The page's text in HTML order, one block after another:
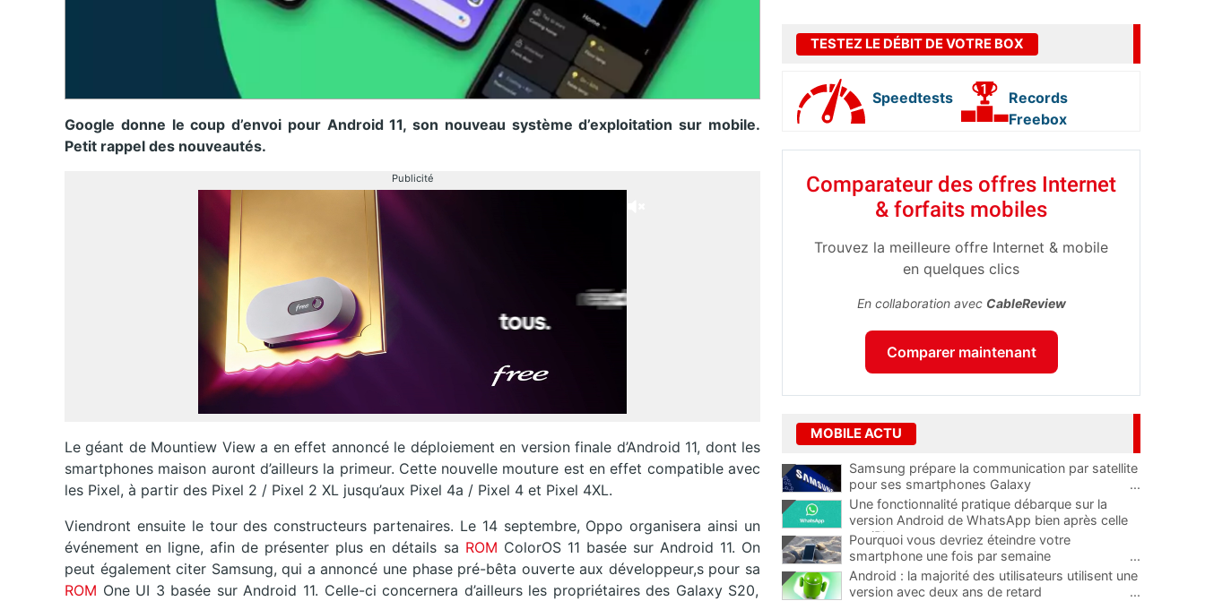
Google donne le coup d’envoi pour Android 11, son nouveau système d’exploitation sur mobile.
Petit rappel des nouveautés.
Publicité
Le géant de Mountiew View a en effet annoncé le déploiement en version finale d’Android 11, dont les
smartphones maison auront d’ailleurs la primeur. Cette nouvelle mouture est en effet compatible avec
les Pixel, à partir des Pixel 2 / Pixel 2 XL jusqu’aux Pixel 4a / Pixel 4 et Pixel 4XL.
Viendront ensuite le tour des constructeurs partenaires. Le 14 septembre, Oppo organisera ainsi un
événement en ligne, afin de présenter plus en détails sa ROM ColorOS 11 basée sur Android 11. On
peut également citer Samsung, qui a annoncé une phase pré-bêta ouverte aux développeur,s pour sa
ROM One UI 3 basée sur Android 11. Celle-ci concernera d’ailleurs les propriétaires des Galaxy S20,
TESTEZ LE DÉBIT DE VOTRE BOX
Speedtests
Records
Freebox
Comparateur des offres Internet
& forfaits mobiles
Trouvez la meilleure offre Internet & mobile
en quelques clics
En collaboration avec CableReview
Comparer maintenant
MOBILE ACTU
Samsung prépare la communication par satellite
pour ses smartphones Galaxy
...
Une fonctionnalité pratique débarque sur la
version Android de WhatsApp bien après celle
sur iPhone
Pourquoi vous devriez éteindre votre
smartphone une fois par semaine
...
Android : la majorité des utilisateurs utilisent une
version avec deux ans de retard
...